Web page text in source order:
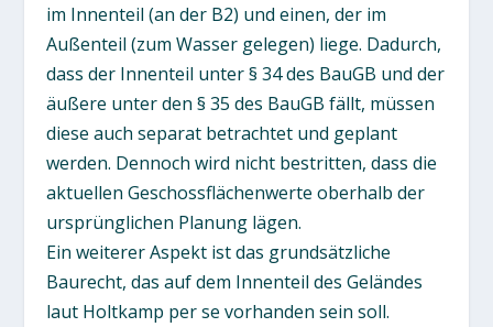
im Innenteil (an der B2) und einen, der im
Außenteil (zum Wasser gelegen) liege. Dadurch,
dass der Innenteil unter § 34 des BauGB und der
äußere unter den § 35 des BauGB fällt, müssen
diese auch separat betrachtet und geplant
werden. Dennoch wird nicht bestritten, dass die
aktuellen Geschossflächenwerte oberhalb der
ursprünglichen Planung lägen.
Ein weiterer Aspekt ist das grundsätzliche
Baurecht, das auf dem Innenteil des Geländes
laut Holtkamp per se vorhanden sein soll.